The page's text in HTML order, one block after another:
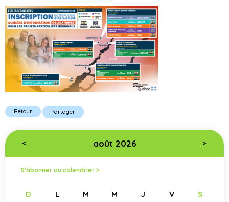
Retour Partager
< août 2026 >
S’abonner au calendrier >
D L M M J V S